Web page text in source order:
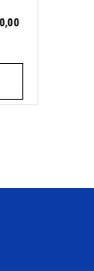
,00